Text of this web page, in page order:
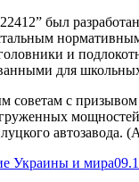
был
и
для
советам с
Украины и мира